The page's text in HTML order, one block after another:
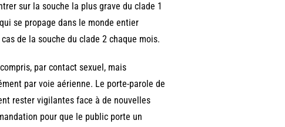
sur la souche la plus grave du clade 1
se propage dans le monde entier
de la souche du clade 2 chaque mois.
par contact sexuel, mais
par voie aérienne. Le porte-parole de
rester vigilantes face à de nouvelles
pour que le public porte un